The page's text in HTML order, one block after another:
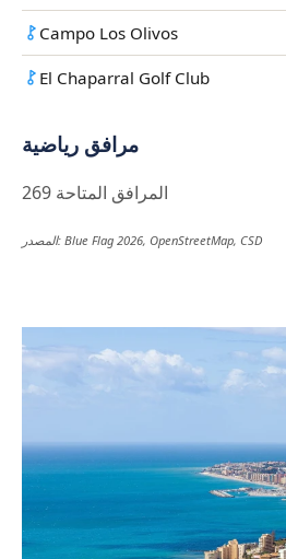
Campo Los Olivos
El Chaparral Golf Club
مرافق رياضية
269 المرافق المتاحة
المصدر: Blue Flag 2026, OpenStreetMap, CSD